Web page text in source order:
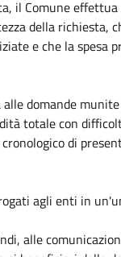
il Comune
della richiesta,
e che la spesa
alle domande
totale con
di
agli enti in
alle